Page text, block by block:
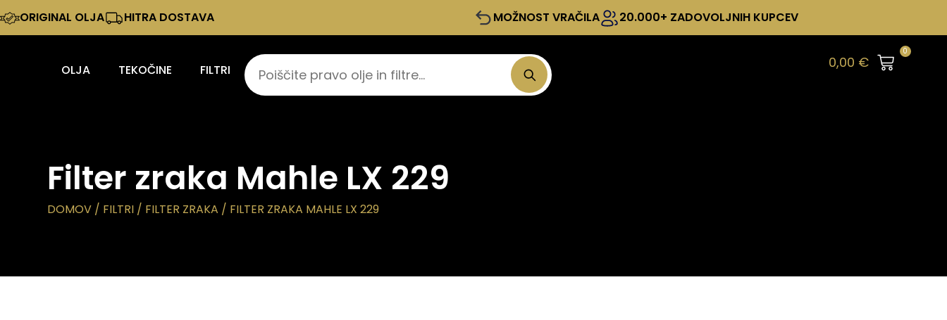
ORIGINAL OLJA HITRA DOSTAVA MOŽNOST VRAČILA 20.000+ ZADOVOLJNIH KUPCEV
OLJA TEKOČINE FILTRI 0,00 €
0
Filter zraka Mahle LX 229
DOMOV / FILTRI / FILTER ZRAKA / FILTER ZRAKA MAHLE LX 229